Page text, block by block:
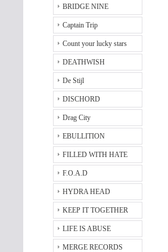
BRIDGE NINE
Captain Trip
Count your lucky stars
DEATHWISH
De Stijl
DISCHORD
Drag City
EBULLITION
FILLED WITH HATE
F.O.A.D
HYDRA HEAD
KEEP IT TOGETHER
LIFE IS ABUSE
MERGE RECORDS